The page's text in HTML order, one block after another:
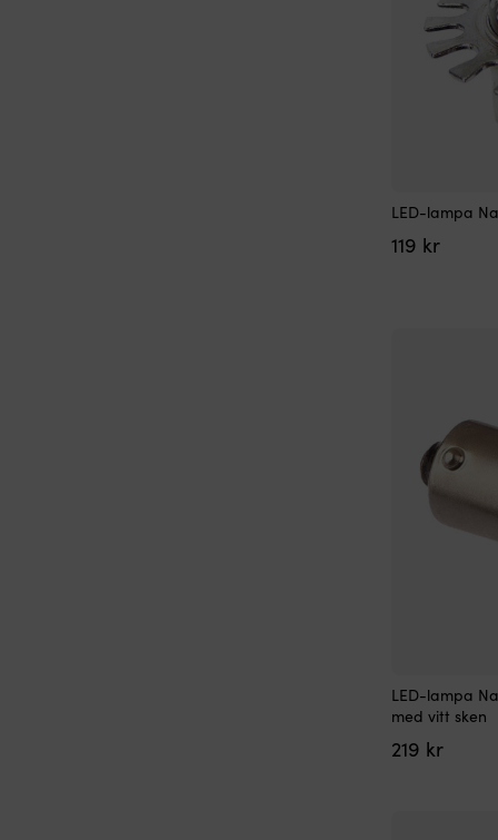
LED-lampa
119 kr
LED-lampa
med vitt sken
219 kr